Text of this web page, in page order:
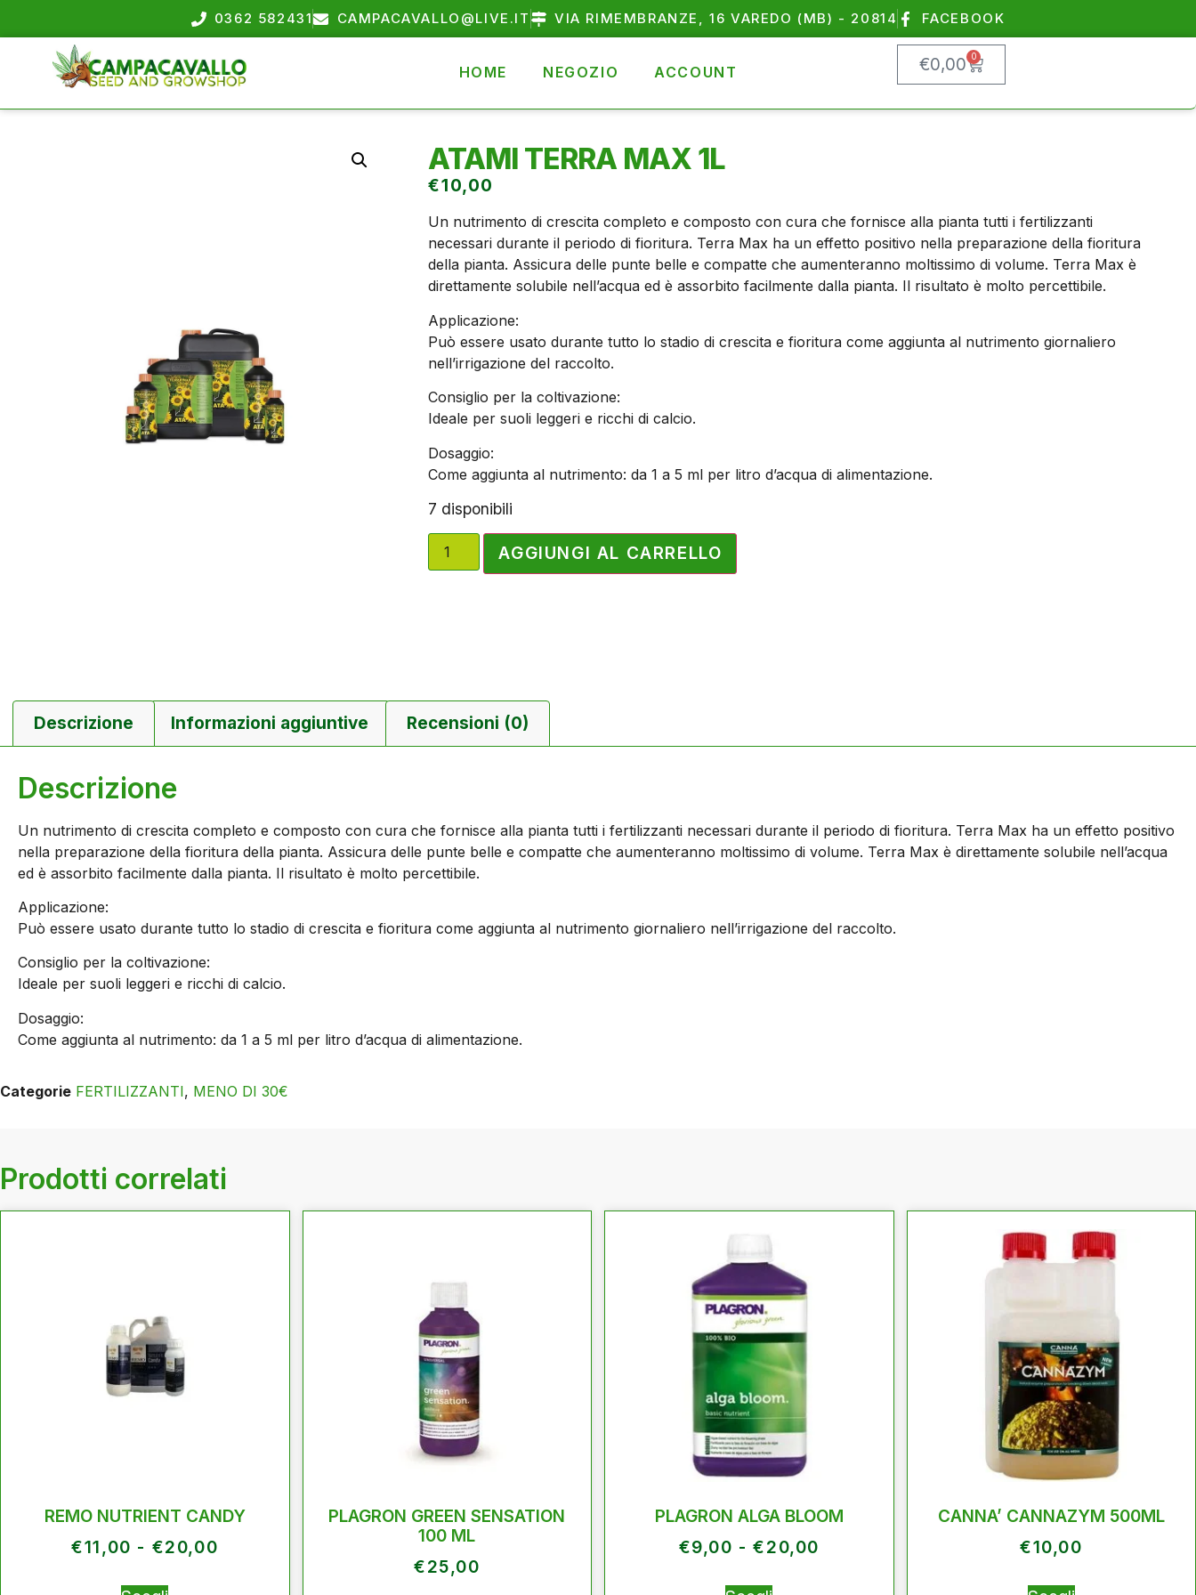
0362 582431 CAMPACAVALLO@LIVE.IT VIA RIMEMBRANZE, 16 VAREDO (MB) - 20814 FACEBOOK
HOME NEGOZIO ACCOUNT €0,00 0
ATAMI TERRA MAX 1L
€10,00
Un nutrimento di crescita completo e composto con cura che fornisce alla pianta tutti i fertilizzanti
necessari durante il periodo di fioritura. Terra Max ha un effetto positivo nella preparazione della fioritura
della pianta. Assicura delle punte belle e compatte che aumenteranno moltissimo di volume. Terra Max è
direttamente solubile nell’acqua ed è assorbito facilmente dalla pianta. Il risultato è molto percettibile.
Applicazione:
Può essere usato durante tutto lo stadio di crescita e fioritura come aggiunta al nutrimento giornaliero
nell’irrigazione del raccolto.
Consiglio per la coltivazione:
Ideale per suoli leggeri e ricchi di calcio.
Dosaggio:
Come aggiunta al nutrimento: da 1 a 5 ml per litro d’acqua di alimentazione.
7 disponibili
AGGIUNGI AL CARRELLO
Descrizione Informazioni aggiuntive Recensioni (0)
Descrizione
Un nutrimento di crescita completo e composto con cura che fornisce alla pianta tutti i fertilizzanti necessari durante il periodo di fioritura. Terra Max ha un effetto positivo
nella preparazione della fioritura della pianta. Assicura delle punte belle e compatte che aumenteranno moltissimo di volume. Terra Max è direttamente solubile nell’acqua
ed è assorbito facilmente dalla pianta. Il risultato è molto percettibile.
Applicazione:
Può essere usato durante tutto lo stadio di crescita e fioritura come aggiunta al nutrimento giornaliero nell’irrigazione del raccolto.
Consiglio per la coltivazione:
Ideale per suoli leggeri e ricchi di calcio.
Dosaggio:
Come aggiunta al nutrimento: da 1 a 5 ml per litro d’acqua di alimentazione.
Categorie FERTILIZZANTI, MENO DI 30€
Prodotti correlati
REMO NUTRIENT CANDY
€11,00 - €20,00
PLAGRON GREEN SENSATION
100 ML
€25,00
PLAGRON ALGA BLOOM
€9,00 - €20,00
CANNA’ CANNAZYM 500ML
€10,00